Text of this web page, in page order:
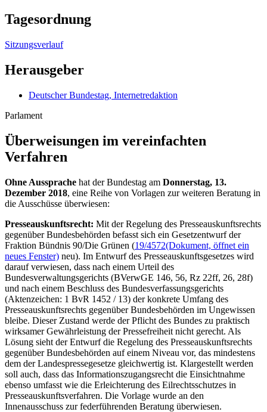
Tagesordnung
Sitzungsverlauf
Herausgeber
Deutscher Bundestag, Internetredaktion
Parlament
Überweisungen im vereinfachten
Verfahren
Ohne Aussprache hat der Bundestag am Donnerstag, 13.
Dezember 2018, eine Reihe von Vorlagen zur weiteren Beratung in
die Ausschüsse überwiesen:
Presseauskunftsrecht: Mit der Regelung des Presseauskunftsrechts
gegenüber Bundesbehörden befasst sich ein Gesetzentwurf der
Fraktion Bündnis 90/Die Grünen (19/4572(Dokument, öffnet ein
neues Fenster) neu). Im Entwurf des Presseauskunftsgesetzes wird
darauf verwiesen, dass nach einem Urteil des
Bundesverwaltungsgerichts (BVerwGE 146, 56, Rz 22ff, 26, 28f)
und nach einem Beschluss des Bundesverfassungsgerichts
(Aktenzeichen: 1 BvR 1452 / 13) der konkrete Umfang des
Presseauskunftsrechts gegenüber Bundesbehörden im Ungewissen
bleibe. Dieser Zustand werde der Pflicht des Bundes zu praktisch
wirksamer Gewährleistung der Pressefreiheit nicht gerecht. Als
Lösung sieht der Entwurf die Regelung des Presseauskunftsrechts
gegenüber Bundesbehörden auf einem Niveau vor, das mindestens
dem der Landespressegesetze gleichwertig ist. Klargestellt werden
soll auch, dass das Informationszugangsrecht die Einsichtnahme
ebenso umfasst wie die Erleichterung des Eilrechtsschutzes in
Presseauskunftsverfahren. Die Vorlage wurde an den
Innenausschuss zur federführenden Beratung überwiesen.